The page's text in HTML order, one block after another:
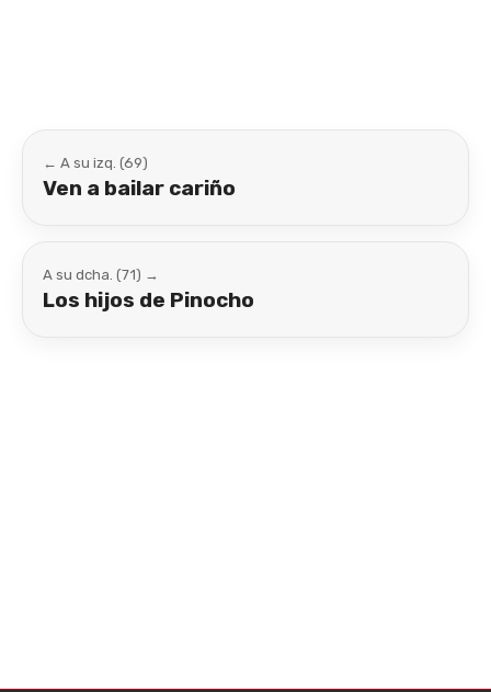
← A su izq. (69)
Ven a bailar cariño
A su dcha. (71) →
Los hijos de Pinocho